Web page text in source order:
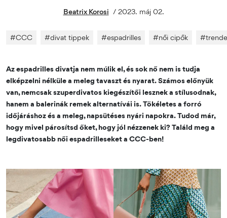
Beatrix Korosi / 2023. máj 02.
#CCC #divat tippek #espadrilles #női cipők #
Az espadrilles divatja nem múlik el, és sok nő nem is tudja
elképzelni nélküle a meleg tavaszt és nyarat. Számos előnyük
van, nemcsak szuperdivatos kiegészítői lesznek a stílusodnak,
hanem a balerinák remek alternatívái is. Tökéletes a forró
időjáráshoz és a meleg, napsütéses nyári napokra. Tudod már,
hogy mivel párosítsd őket, hogy jól nézzenek ki? Találd meg a
legdivatosabb női espadrilleseket a CCC-ben!